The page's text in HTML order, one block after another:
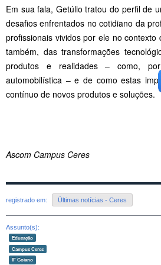
Em sua fala, Getúlio tratou do perfil de
desafios enfrentados no cotidiano da
profissionais vividos por ele no contexto
também, das transformações
produtos e realidades – como,
automobilística – e de como estas
contínuo de novos produtos e soluções.
Ascom Campus Ceres
registrado em: Últimas notícias - Ceres
Assunto(s):
Educação
Campus Ceres
IF Goiano